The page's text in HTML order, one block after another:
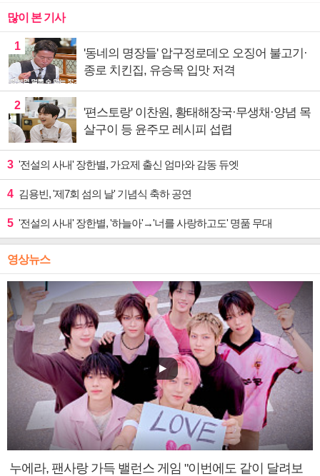
많이 본 기사
1
'동네의 명장들' 압구정로데오 오징어 불고기·
종로 치킨집, 유승목 입맛 저격
2
'편스토랑' 이찬원, 황태해장국·무생채·양념 목
살구이 등 윤주모 레시피 섭렵
3 '전설의 사내' 장한별, 가요제 출신 엄마와 감동 듀엣
4 김용빈, '제7회 섬의 날' 기념식 축하 공연
5 '전설의 사내' 장한별, '하늘아'→'너를 사랑하고도' 명품 무대
영상뉴스
누에라, 팬사랑 가득 밸런스 게임 "이번에도 같이 달려보